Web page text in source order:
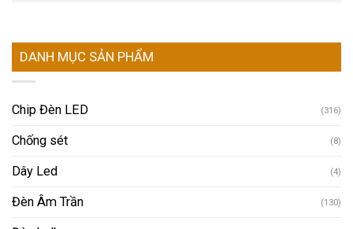
DANH MỤC SẢN PHẨM
Chip Đèn LED (316)
Chống sét (8)
Dây Led (4)
Đèn Âm Trần (130)